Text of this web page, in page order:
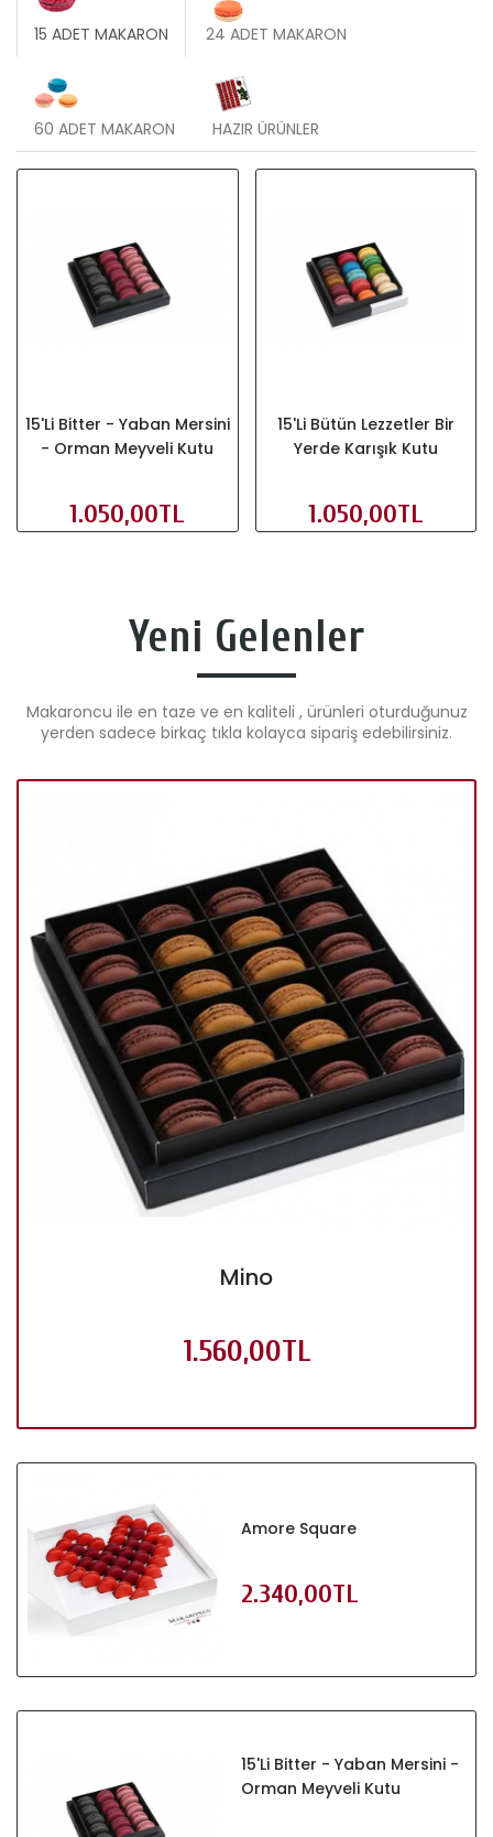
15 ADET MAKARON 24 ADET MAKARON
60 ADET MAKARON HAZIR ÜRÜNLER
15'li Bitter - Yaban Mersini
- Orman Meyveli Kutu
1.050,00TL
15'li Bütün Lezzetler Bir
Yerde Karışık Kutu
1.050,00TL
Yeni Gelenler
Makaroncu ile en taze ve en kaliteli , ürünleri oturduğunuz
yerden sadece birkaç tıkla kolayca sipariş edebilirsiniz.
Mino
1.560,00TL
Amore Square
2.340,00TL
15'li Bitter - Yaban Mersini -
Orman Meyveli Kutu